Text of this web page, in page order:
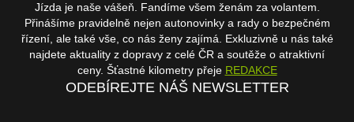
Jízda je naše vášeň. Fandíme všem ženám za volantem.
Přinášíme pravidelně nejen autonovinky a rady o bezpečném
řízení, ale také vše, co nás ženy zajímá. Exkluzivně u nás také
najdete aktuality z dopravy z celé ČR a soutěže o atraktivní
ceny. Šťastné kilometry přeje REDAKCE
ODEBÍREJTE NÁŠ NEWSLETTER